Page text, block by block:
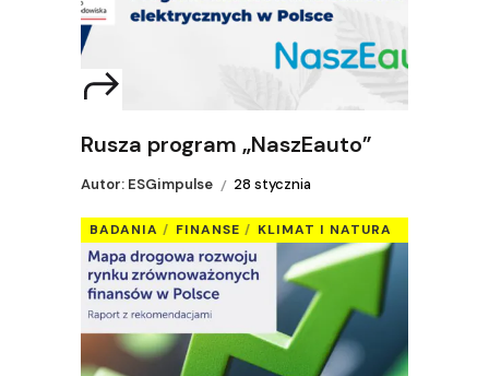
Rusza program „NaszEauto”
Autor: ESGimpulse 28 stycznia
BADANIA FINANSE KLIMAT I NATURA